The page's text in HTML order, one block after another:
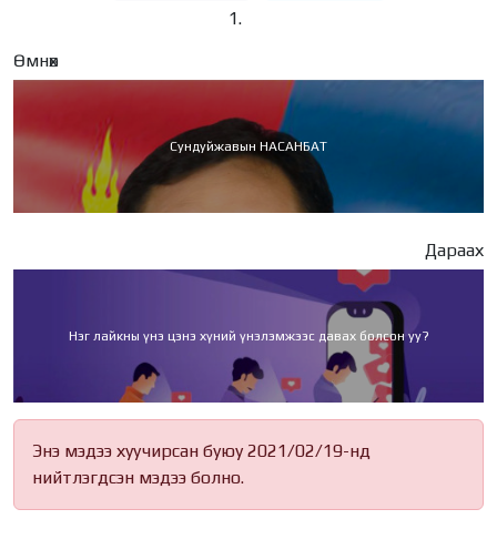
Өмнөх
Сундуйжавын НАСАНБАТ
Дараах
Нэг лайкны үнэ цэнэ хүний үнэлэмжээс давах болсон уу?
Энэ мэдээ хуучирсан буюу 2021/02/19-нд
нийтлэгдсэн мэдээ болно.